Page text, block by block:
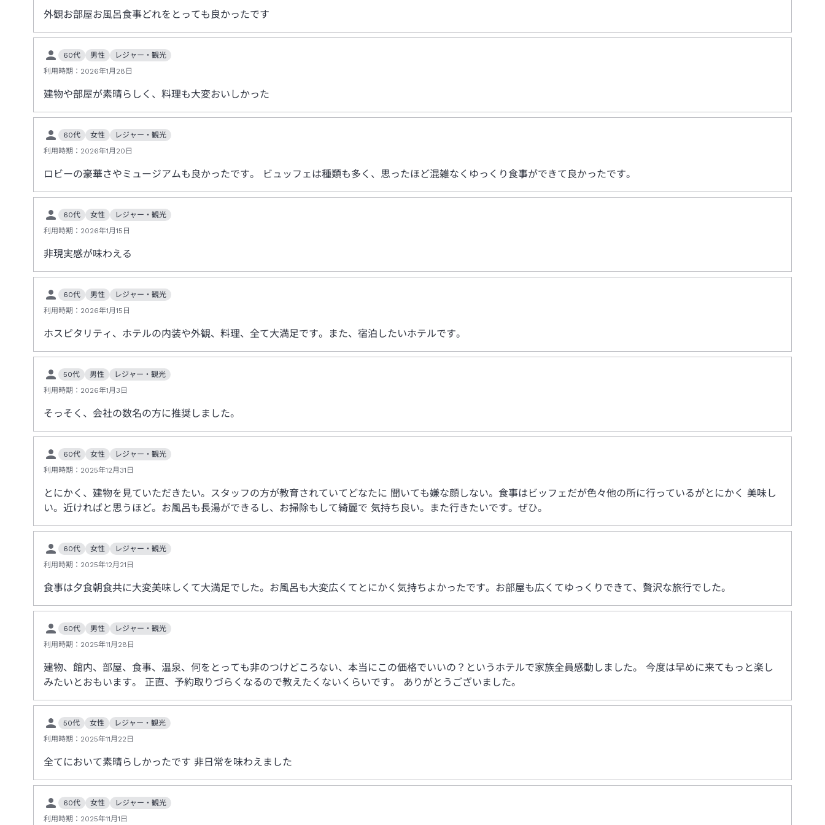
外観お部屋お風呂食事どれをとっても良かったです
60代 男性
レジャー・観光
利用時期： 2026年1月28日
建物や部屋が素晴らしく、料理も大変おいしかった
60代 女性
レジャー・観光
利用時期： 2026年1月20日
ロビーの豪華さやミュージアムも良かったです。 ビュッフェは種類も多く、思ったほど混雑なくゆっくり食事ができて良かったです。
60代 女性
レジャー・観光
利用時期： 2026年1月15日
非現実感が味わえる
60代 男性
レジャー・観光
利用時期： 2026年1月15日
ホスピタリティ、ホテルの内装や外観、料理、全て大満足です。また、宿泊したいホテルです。
50代 男性
レジャー・観光
利用時期： 2026年1月3日
そっそく、会社の数名の方に推奨しました。
60代 女性
レジャー・観光
利用時期： 2025年12月31日
とにかく、建物を見ていただきたい。スタッフの方が教育されていてどなたに 聞いても嫌な顔しない。食事はビッフェだが色々他の所に行っているがとにかく 美味し
い。近ければと思うほど。お風呂も長湯ができるし、お掃除もして綺麗で 気持ち良い。また行きたいです。ぜひ。
60代 女性
レジャー・観光
利用時期： 2025年12月21日
食事は夕食朝食共に大変美味しくて大満足でした。お風呂も大変広くてとにかく気持ちよかったです。お部屋も広くてゆっくりできて、贅沢な旅行でした。
60代 男性
レジャー・観光
利用時期： 2025年11月28日
建物、館内、部屋、食事、温泉、何をとっても非のつけどころない、本当にこの価格でいいの？というホテルで家族全員感動しました。 今度は早めに来てもっと楽し
みたいとおもいます。 正直、予約取りづらくなるので教えたくないくらいです。 ありがとうございました。
50代 女性
レジャー・観光
利用時期： 2025年11月22日
全てにおいて素晴らしかったです 非日常を味わえました
60代 女性
レジャー・観光
利用時期： 2025年11月1日